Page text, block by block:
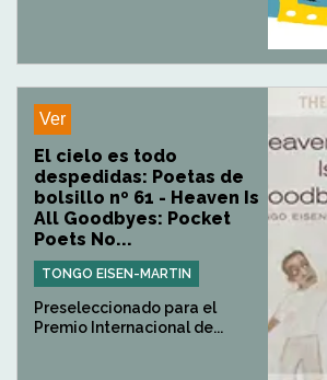
Ver
El cielo es todo
despedidas: Poetas de
bolsillo nº 61 - Heaven Is
All Goodbyes: Pocket
Poets No...
TONGO EISEN-MARTIN
Preseleccionado para el
Premio Internacional de...